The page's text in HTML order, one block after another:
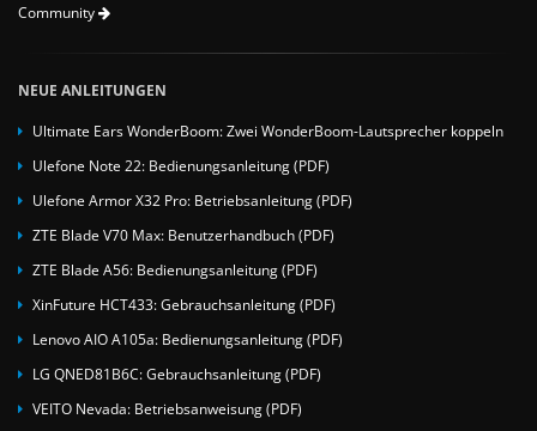
Community
NEUE ANLEITUNGEN
Ultimate Ears WonderBoom: Zwei WonderBoom-Lautsprecher koppeln
Ulefone Note 22: Bedienungsanleitung (PDF)
Ulefone Armor X32 Pro: Betriebsanleitung (PDF)
ZTE Blade V70 Max: Benutzerhandbuch (PDF)
ZTE Blade A56: Bedienungsanleitung (PDF)
XinFuture HCT433: Gebrauchsanleitung (PDF)
Lenovo AIO A105a: Bedienungsanleitung (PDF)
LG QNED81B6C: Gebrauchsanleitung (PDF)
VEITO Nevada: Betriebsanweisung (PDF)